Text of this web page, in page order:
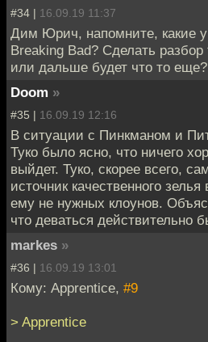
#34 | 16.09.19 11:37
Дим Юрич, напомните, какие
Breaking Bad? Сделать разбор
или дальше будет что то еще?
Doom »
#35 | 16.09.19 12:16
В ситуации с Пинкманом и
Туко было ясно, что ничего
выйдет. Туко, скорее всего,
источник качественного
ему не нужных клоунов.
что деваться действительно
markes »
#36 | 16.09.19 13:01
Кому: Apprentice, #9
> Apprentice